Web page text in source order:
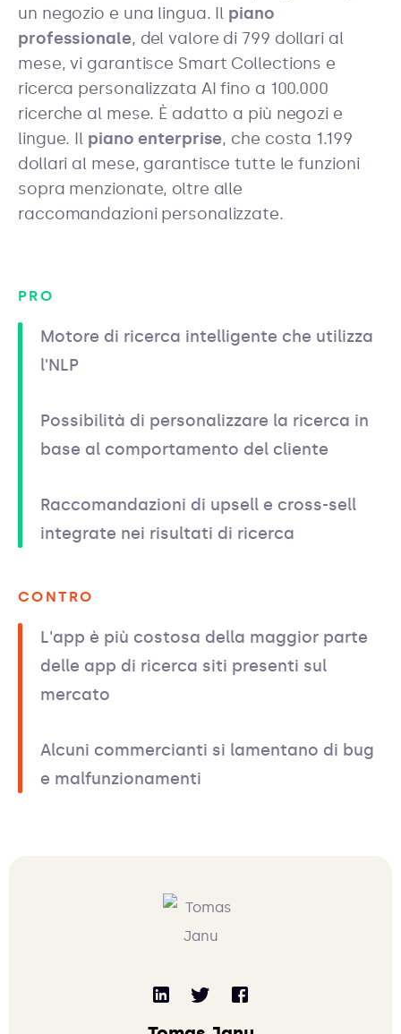
un negozio e una lingua. Il piano
professionale, del valore di 799 dollari al
mese, vi garantisce Smart Collections e
ricerca personalizzata AI fino a 100.000
ricerche al mese. È adatto a più negozi e
lingue. Il piano enterprise, che costa 1.199
dollari al mese, garantisce tutte le funzioni
sopra menzionate, oltre alle
raccomandazioni personalizzate.
PRO
Motore di ricerca intelligente che utilizza
l'NLP
Possibilità di personalizzare la ricerca in
base al comportamento del cliente
Raccomandazioni di upsell e cross-sell
integrate nei risultati di ricerca
CONTRO
L'app è più costosa della maggior parte
delle app di ricerca siti presenti sul
mercato
Alcuni commercianti si lamentano di bug
e malfunzionamenti